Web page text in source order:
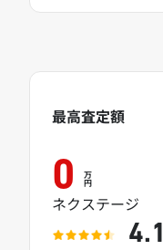
最高査定額
0 万
円
ネクステージ
4.1